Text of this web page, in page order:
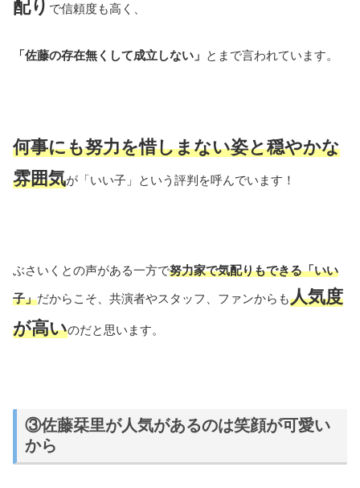
配り で信頼度も高く、
「佐藤の存在無くして成立しない」 とまで言われています。
何事にも努力を惜しまない姿と穏やかな
雰囲気が「いい子」という評判を呼んでいます！
ぶさいくとの声がある一方で努力家で気配りもできる「いい
子」だからこそ、共演者やスタッフ、ファンからも人気度
が高いのだと思います。
③佐藤栞里が人気があるのは笑顔が可愛い
から